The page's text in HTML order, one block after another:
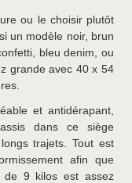
ou le choisir plutôt
un modèle noir, brun
bleu denim, ou
grande avec 40 x 54
et antidérapant,
dans ce siège
trajets. Tout est
afin que
de 9 kilos est assez